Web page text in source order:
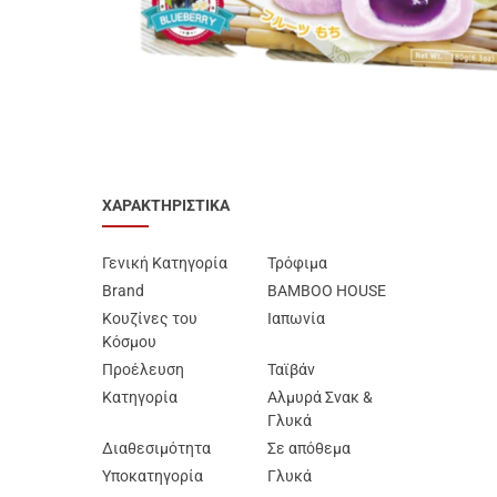
Διατροφής
Best Sellers
ΧΑΡΑΚΤΗΡΙΣΤΙΚΑ
Γενική Κατηγορία
Τρόφιμα
Brand
BAMBOO HOUSE
Κουζίνες του
Κόσμου
Ιαπωνία
Προέλευση
Ταϊβάν
Κατηγορία
Αλμυρά Σνακ &
Γλυκά
Διαθεσιμότητα
Σε απόθεμα
Υποκατηγορία
Γλυκά